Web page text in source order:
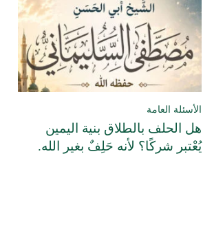
الأسئلة العامة
هل الحلف بالطلاق بنية اليمين
يُعْتبر شركًا؟ لأنه حَلِفٌ بغير الله.